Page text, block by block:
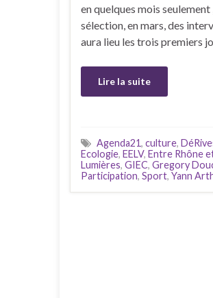
en quelques mois seulement
sélection, en mars, des
aura lieu les trois premiers
Lire la suite
Agenda21, culture,
Ecologie, EELV, Entre Rhône
Lumières, GIEC, Gregory
Participation, Sport, Yann